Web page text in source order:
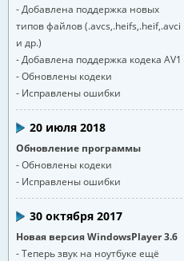
- Добавлена поддержка новых
типов файлов (.avcs,.heifs,.heif,.avci
и др.)
- Добавлена поддержка кодека AV1
- Обновлены кодеки
- Исправлены ошибки
20 июля 2018
Обновление программы
- Обновлены кодеки
- Исправлены ошибки
30 октября 2017
Новая версия WindowsPlayer 3.6
- Теперь звук на ноутбуке ещё